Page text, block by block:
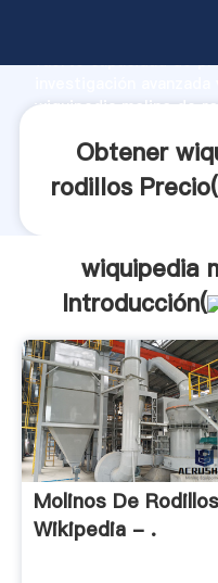
fuerte capacidad de
wiquipedia molino de
Obtener
rodillos Precio(
wiquipedia
Introducción(
Molinos De Rodillos
Wikipedia - .